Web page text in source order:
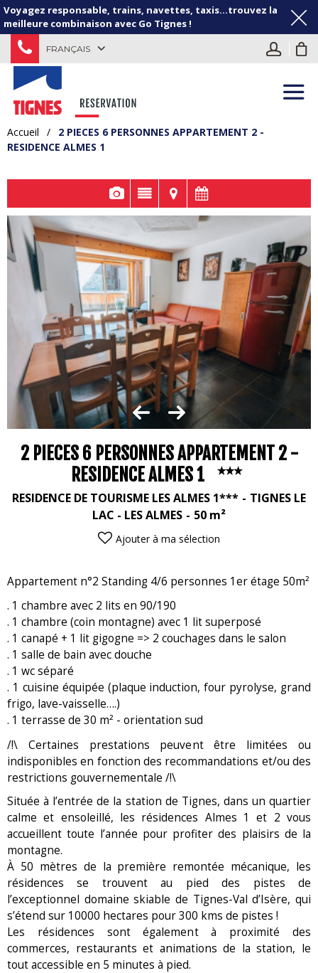
Voyagez responsable, trains, navettes, taxis...trouvez la
meilleure combinaison avec Go Tignes !
FRANÇAIS
Accueil /
2 PIECES 6 PERSONNES APPARTEMENT 2 -
RESIDENCE ALMES 1
2 PIECES 6 PERSONNES APPARTEMENT 2 -
RESIDENCE ALMES 1
RESIDENCE DE TOURISME LES ALMES 1***
TIGNES LE
LAC - LES ALMES
50 m²
Ajouter à ma sélection
Appartement n°2 Standing 4/6 personnes 1er étage 50m²
. 1 chambre avec 2 lits en 90/190
. 1 chambre (coin montagne) avec 1 lit superposé
. 1 canapé + 1 lit gigogne => 2 couchages dans le salon
. 1 salle de bain avec douche
. 1 wc séparé
. 1 cuisine équipée (plaque induction, four pyrolyse, grand
frigo, lave-vaisselle….)
. 1 terrasse de 30 m² - orientation sud
/!\ Certaines prestations peuvent être limitées ou
indisponibles en fonction des recommandations et/ou des
restrictions gouvernementale /!\
Située à l’entrée de la station de Tignes, dans un quartier
calme et ensoleillé, les résidences Almes 1 et 2 vous
accueillent toute l’année pour profiter des plaisirs de la
montagne.
À 50 mètres de la première remontée mécanique, les
résidences se trouvent au pied des pistes de
l’exceptionnel domaine skiable de Tignes-Val d’Isère, qui
s’étend sur 10000 hectares pour 300 kms de pistes !
Les résidences sont également à proximité des
commerces, restaurants et animations de la station, le
tout accessible en 5 minutes à pied.